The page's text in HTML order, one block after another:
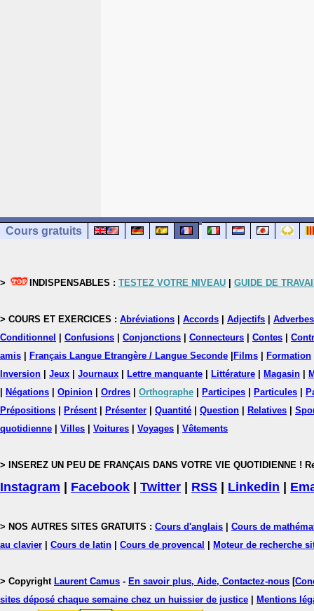
Cours gratuits
> INDISPENSABLES : TESTEZ VOTRE NIVEAU GUIDE DE
> COURS ET EXERCICES : Abréviations Accords Adjectifs Adverbes
Conditionnel
Confusions Conjonctions Connecteurs Contes
amis
Français Langue Etrangère / Langue Seconde Films Formation
Inversion
Jeux Journaux Lettre manquante Littérature Magasin
Négations Opinion Ordres Orthographe Participes Particules
Prépositions
Présent| Présenter Quantité Question Relatives
quotidienne
Villes Voitures Voyages Vêtements
> INSEREZ UN PEU DE FRANÇAIS DANS VOTRE VIE QUOTIDIENNE
Instagram Facebook Twitter RSS Linkedin
> NOS AUTRES SITES GRATUITS : Cours d'anglais Cours de
au clavier
Cours de latin Cours de provencal Moteur de recherche
> Copyright Laurent Camus - En savoir plus, Aide, Contactez-nous [
sites déposé chaque semaine chez un huissier de justice
Mentions